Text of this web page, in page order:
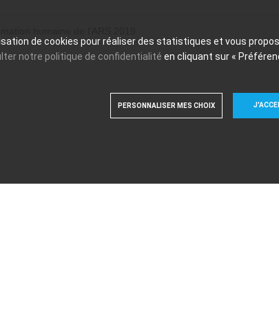
de cookies pour réaliser des statistiques et vous
notre politique de confidentialité en cliquant sur «
PERSONNALISER MES CHOIX